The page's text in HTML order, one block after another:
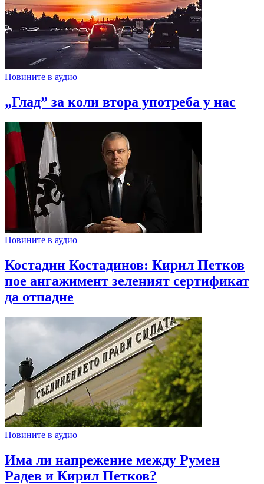
Новините в аудио
„Глад” за коли втора употреба у нас
Новините в аудио
Костадин Костадинов: Кирил Петков
пое ангажимент зеленият сертификат
да отпадне
Новините в аудио
Има ли напрежение между Румен
Радев и Кирил Петков?